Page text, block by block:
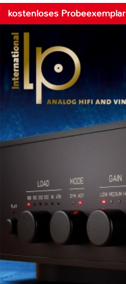
kostenloses Probeexemplar